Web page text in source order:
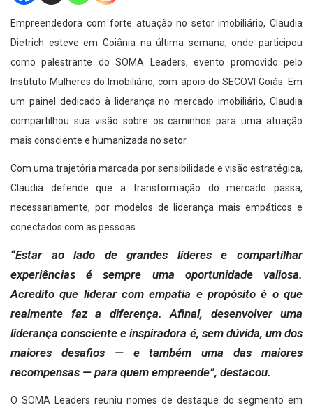
Empreendedora com forte atuação no setor imobiliário, Claudia
Dietrich esteve em Goiânia na última semana, onde participou
como palestrante do SOMA Leaders, evento promovido pelo
Instituto Mulheres do Imobiliário, com apoio do SECOVI Goiás. Em
um painel dedicado à liderança no mercado imobiliário, Claudia
compartilhou sua visão sobre os caminhos para uma atuação
mais consciente e humanizada no setor.
Com uma trajetória marcada por sensibilidade e visão estratégica,
Claudia defende que a transformação do mercado passa,
necessariamente, por modelos de liderança mais empáticos e
conectados com as pessoas.
“Estar ao lado de grandes líderes e compartilhar
experiências é sempre uma oportunidade valiosa.
Acredito que liderar com empatia e propósito é o que
realmente faz a diferença. Afinal, desenvolver uma
liderança consciente e inspiradora é, sem dúvida, um dos
maiores desafios — e também uma das maiores
recompensas — para quem empreende”, destacou.
O SOMA Leaders reuniu nomes de destaque do segmento em